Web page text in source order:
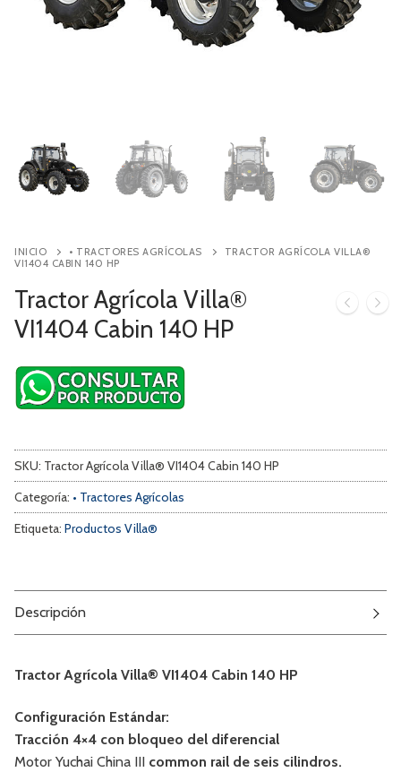
Contacto
INICIO • TRACTORES AGRÍCOLAS
TRACTOR AGRÍCOLA VILLA®
VI1404 CABIN 140 HP
Tractor Agrícola Villa®
VI1404 Cabin 140 HP
SKU: Tractor Agrícola Villa® VI1404 Cabin 140 HP
Categoría: • Tractores Agrícolas
Etiqueta: Productos Villa®
Descripción
Tractor Agrícola Villa® VI1404 Cabin 140 HP
Configuración Estándar:
Tracción 4×4 con bloqueo del diferencial
Motor Yuchai China III common rail de seis cilindros.